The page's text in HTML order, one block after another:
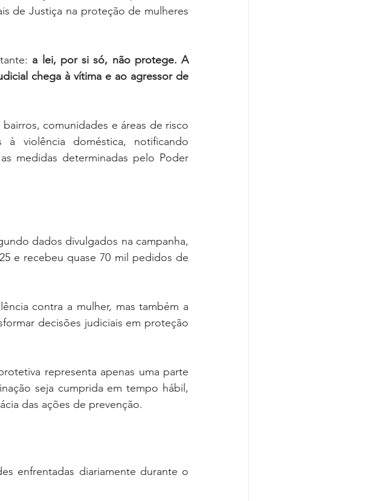
de Justiça na proteção de mulheres
a lei, por si só, não protege. A
chega à vítima e ao agressor de
comunidades e áreas de risco
à violência doméstica, notificando
medidas determinadas pelo Poder
dados divulgados na campanha,
e recebeu quase 70 mil pedidos de
contra a mulher, mas também a
decisões judiciais em proteção
representa apenas uma parte
seja cumprida em tempo hábil,
das ações de prevenção.
enfrentadas diariamente durante o